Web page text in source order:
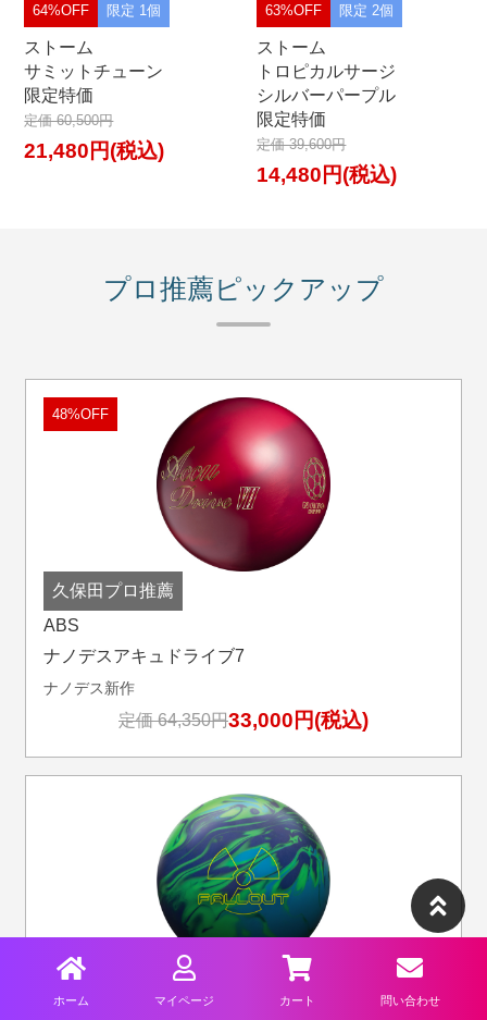
ホーム マイページ カート 問い合わせ
64%OFF 限定 1個
ストーム
サミットチューン
限定特価
定価 60,500円
21,480円(税込)
63%OFF 限定 2個
ストーム
トロピカルサージ
シルバーパープル
限定特価
定価 39,600円
14,480円(税込)
プロ推薦ピックアップ
久保田プロ推薦
48%OFF
ABS
ナノデスアキュドライブ7
ナノデス新作
定価 64,350円33,000円(税込)